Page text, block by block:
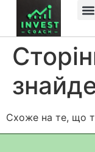
Схоже на те, що